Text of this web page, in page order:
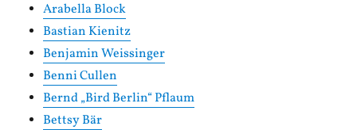
Arabella Block
Bastian Kienitz
Benjamin Weissinger
Benni Cullen
Bernd „Bird Berlin“ Pflaum
Bettsy Bär